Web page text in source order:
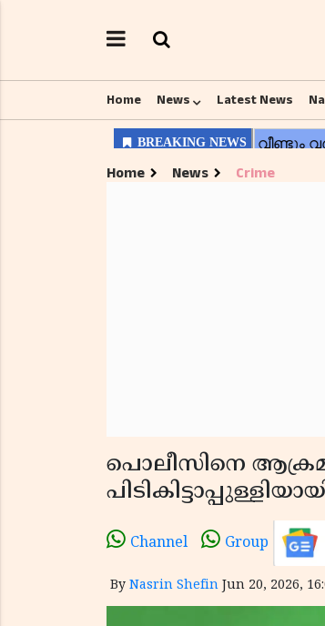
Home News Latest News
Home News Crime
പൊലീസിനെ
Channel Group
By Nasrin Shefin Jun 20, 2026,